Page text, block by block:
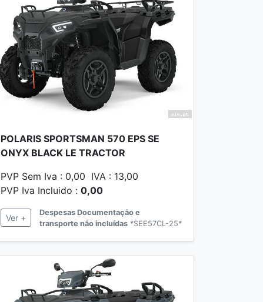
POLARIS SPORTSMAN 570 EPS SE
ONYX BLACK LE TRACTOR
PVP Sem Iva : 0,00 IVA : 13,00
PVP Iva Incluido : 0,00
Ver +
Despesas Documentação e
transporte não incluídas *SEE57CL-25*